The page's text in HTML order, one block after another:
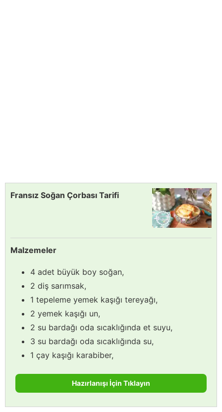
Fransız Soğan Çorbası Tarifi
Malzemeler
4 adet büyük boy soğan,
2 diş sarımsak,
1 tepeleme yemek kaşığı tereyağı,
2 yemek kaşığı un,
2 su bardağı oda sıcaklığında et suyu,
3 su bardağı oda sıcaklığında su,
1 çay kaşığı karabiber,
Hazırlanışı İçin Tıklayın